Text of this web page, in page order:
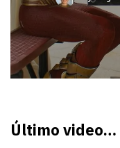
Último video…